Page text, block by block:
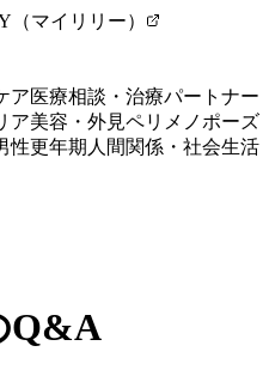
マイリリー）
ア医療相談・治療パートナー
ア美容・外見ペリメノポーズ
性更年期 人間関係・社会生活
Q&A